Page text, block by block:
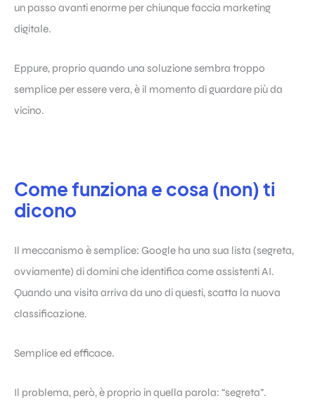
un passo avanti enorme per chiunque faccia marketing
digitale.
Eppure, proprio quando una soluzione sembra troppo
semplice per essere vera, è il momento di guardare più da
vicino.
Come funziona e cosa (non) ti
dicono
Il meccanismo è semplice: Google ha una sua lista (segreta,
ovviamente) di domini che identifica come assistenti AI.
Quando una visita arriva da uno di questi, scatta la nuova
classificazione.
Semplice ed efficace.
Il problema, però, è proprio in quella parola: “segreta”.